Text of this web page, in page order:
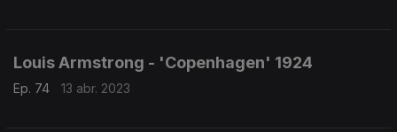
Louis Armstrong - 'Copenhagen' 1924
Ep. 74 13 abr. 2023